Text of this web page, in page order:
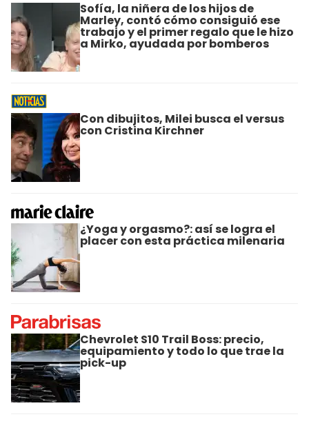
Sofía, la niñera de los hijos de
Marley, contó cómo consiguió ese
trabajo y el primer regalo que le hizo
a Mirko, ayudada por bomberos
Con dibujitos, Milei busca el versus
con Cristina Kirchner
¿Yoga y orgasmo?: así se logra el
placer con esta práctica milenaria
Chevrolet S10 Trail Boss: precio,
equipamiento y todo lo que trae la
pick-up